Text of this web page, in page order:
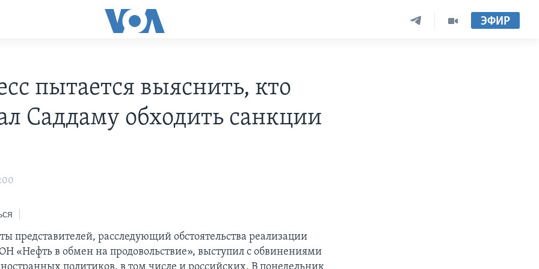
ЭФИР
пытается выяснить, кто
Саддаму обходить санкции
представителей, расследующий обстоятельства реализации
«Нефть в обмен на продовольствие», выступил с обвинениями